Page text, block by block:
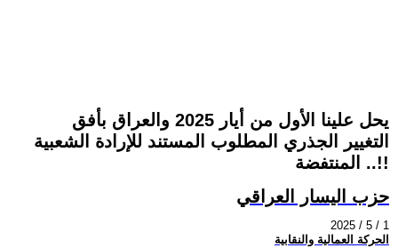
يحل علينا الأول من أيار 2025 والعراق بأفق
التغيير الجذري المطلوب المستند للإرادة الشعبية
المنتفضة ..!!
حزب اليسار العراقي
2025 / 5 / 1
الحركة العمالية والنقابية